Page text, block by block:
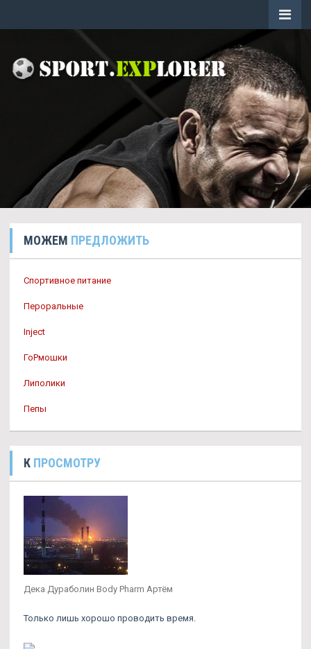
МОЖЕМ ПРЕДЛОЖИТЬ
Спортивное питание
Пероральные
Inject
ГоРмошки
Липолики
Пепы
К ПРОСМОТРУ
Дека Дураболин Body Pharm Артём
Только лишь хорошо проводить время.